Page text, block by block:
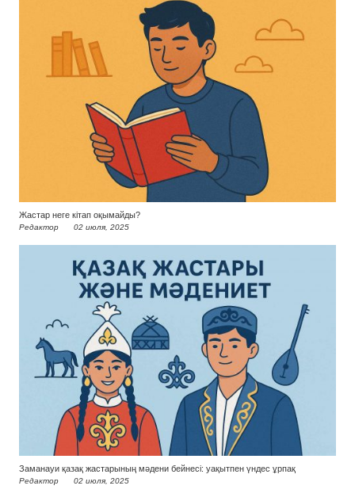
Жастар неге кітап оқымайды?
Редактор 02 июля, 2025
Заманауи қазақ жастарының мәдени бейнесі: уақытпен үндес ұрпақ
Редактор 02 июля, 2025